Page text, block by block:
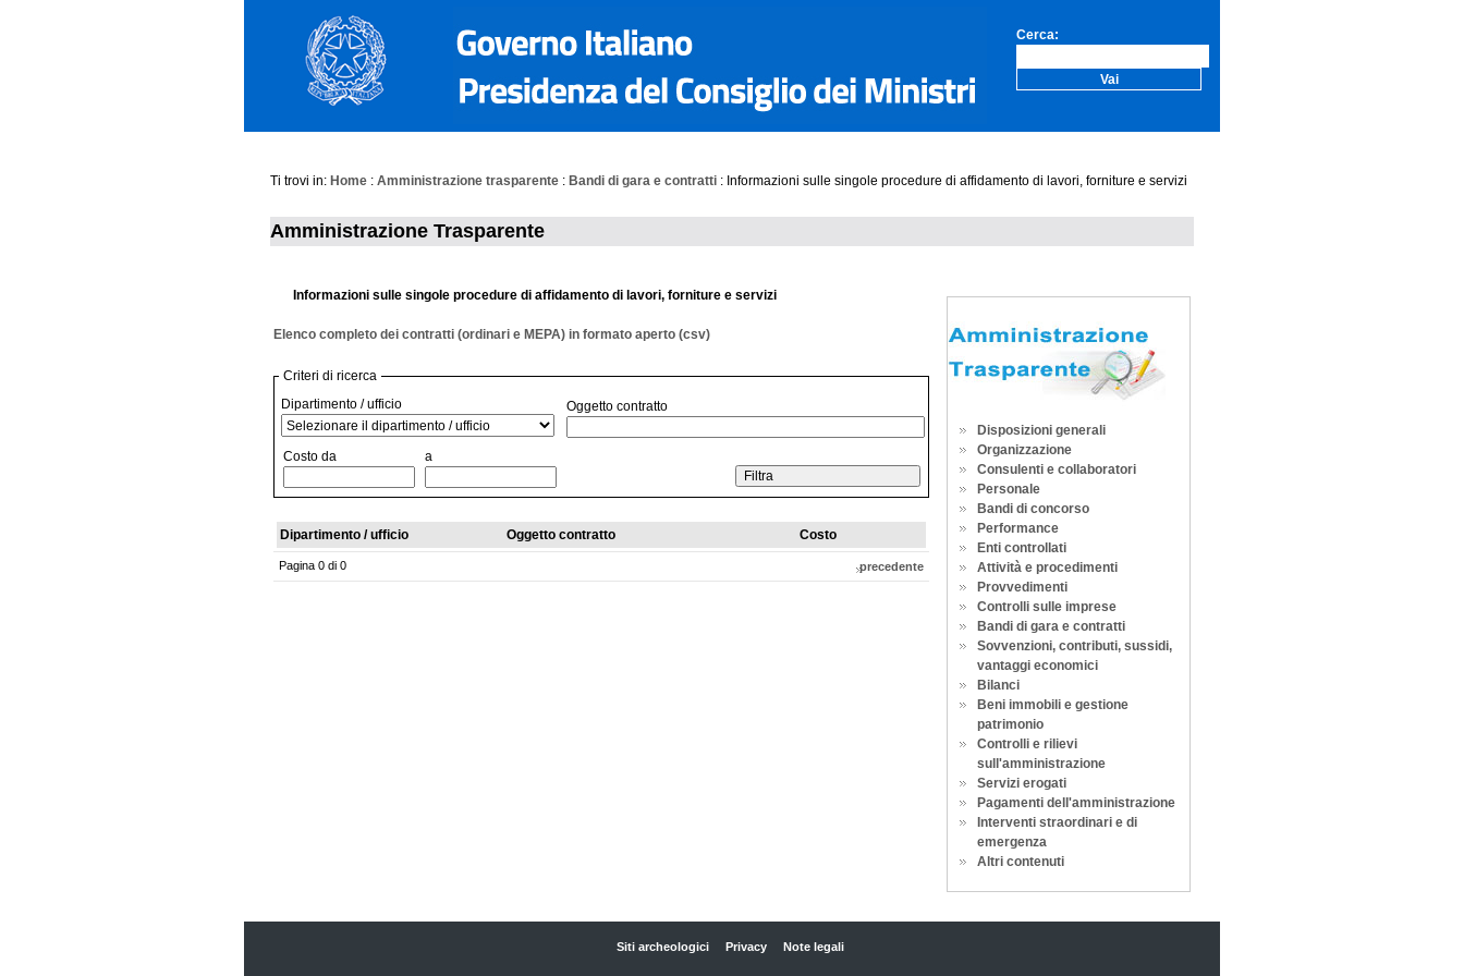
Cerca:
Ti trovi in: Home : Amministrazione trasparente : Bandi di gara e contratti : Informazioni sulle singole procedure di affidamento di lavori, forniture e servizi
Amministrazione Trasparente
Informazioni sulle singole procedure di affidamento di lavori, forniture e servizi
Elenco completo dei contratti (ordinari e MEPA) in formato aperto (csv)
Criteri di ricerca
Dipartimento / ufficio
Oggetto contratto
Costo da a
Dipartimento / ufficio Oggetto contratto Costo
Pagina 0 di 0 precedente
Disposizioni generali
Organizzazione
Consulenti e collaboratori
Personale
Bandi di concorso
Performance
Enti controllati
Attività e procedimenti
Provvedimenti
Controlli sulle imprese
Bandi di gara e contratti
Sovvenzioni, contributi, sussidi,
vantaggi economici
Bilanci
Beni immobili e gestione
patrimonio
Controlli e rilievi
sull'amministrazione
Servizi erogati
Pagamenti dell'amministrazione
Interventi straordinari e di
emergenza
Altri contenuti
Siti archeologici Privacy Note legali